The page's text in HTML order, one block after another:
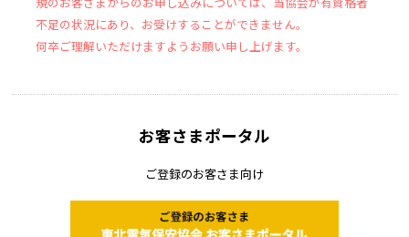
不足の状況にあり、お受けすることができません。
何卒ご理解いただけますようお願い申し上げます。
お客さまポータル
ご登録のお客さま向け